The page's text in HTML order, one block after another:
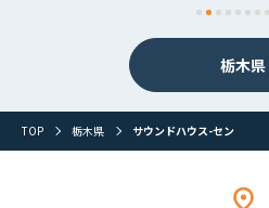
北海道 東北 北関東
四国
栃木県
TOP 栃木県 サウンドハウス-セン